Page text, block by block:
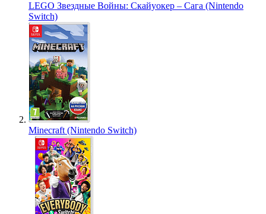
LEGO Звездные Войны: Скайуокер – Сага (Nintendo
Switch)
Minecraft (Nintendo Switch)